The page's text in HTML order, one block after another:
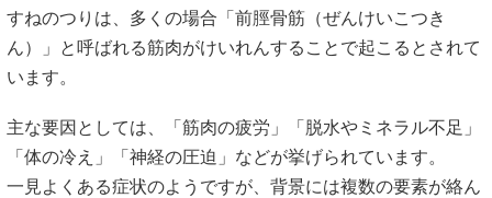
すねのつりは、多くの場合「前脛骨筋（ぜんけいこつき
ん）」と呼ばれる筋肉がけいれんすることで起こるとされて
います。
主な要因としては、「筋肉の疲労」「脱水やミネラル不足」
「体の冷え」「神経の圧迫」などが挙げられています。
一見よくある症状のようですが、背景には複数の要素が絡ん